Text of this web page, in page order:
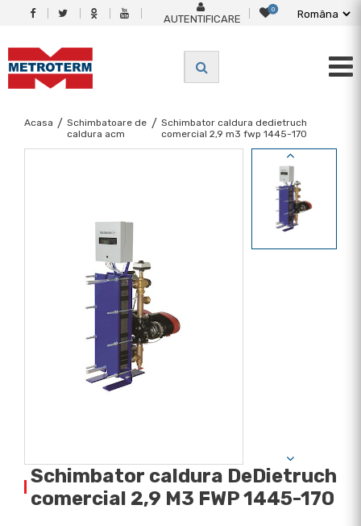
AUTENTIFICARE
0
Acasa / Schimbatoare de
caldura acm
/ Schimbator caldura dedietruch
comercial 2,9 m3 fwp 1445-170
Schimbator caldura DeDietruch
comercial 2,9 M3 FWP 1445-170